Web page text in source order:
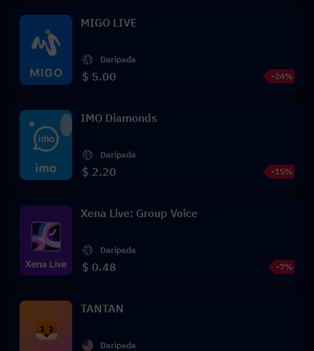
MIGO LIVE
Daripada
$ 5.00 -24%
IMO Diamonds
Daripada
$ 2.20 -15%
Xena Live: Group Voice
Daripada
$ 0.48 -7%
TANTAN
Daripada